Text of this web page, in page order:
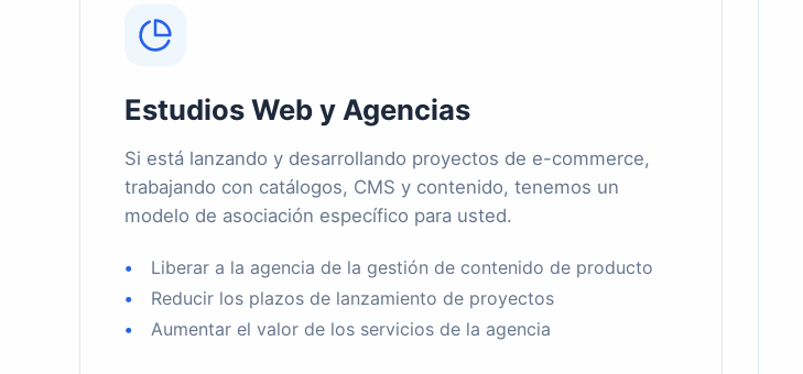
Estudios Web y Agencias
Si está lanzando y desarrollando proyectos de e-commerce,
trabajando con catálogos, CMS y contenido, tenemos un
modelo de asociación específico para usted.
Liberar a la agencia de la gestión de contenido de producto
Reducir los plazos de lanzamiento de proyectos
Aumentar el valor de los servicios de la agencia